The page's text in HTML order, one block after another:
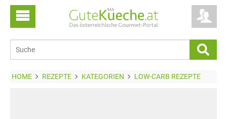
HOME REZEPTE KATEGORIEN LOW-CARB REZEPTE